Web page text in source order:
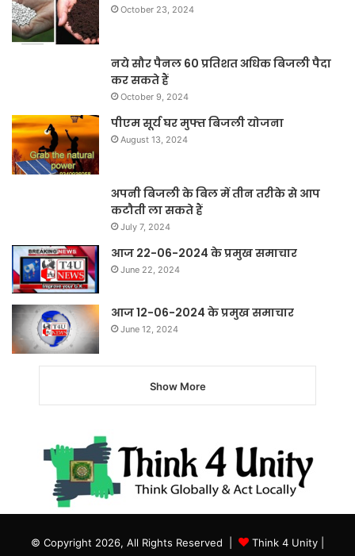
October 23, 2024
नये सौर पैनल 60 प्रतिशत अधिक बिजली पैदा
कर सकते हैं
October 9, 2024
पीएम सूर्य घर मुफ्त बिजली योजना
August 13, 2024
अपनी बिजली के बिल में तीन तरीके से आप
कटौती ला सकते हैं
July 7, 2024
आज 22-06-2024 के प्रमुख समाचार
June 22, 2024
आज 12-06-2024 के प्रमुख समाचार
June 12, 2024
Show More
© Copyright 2026, All Rights Reserved | Think 4 Unity